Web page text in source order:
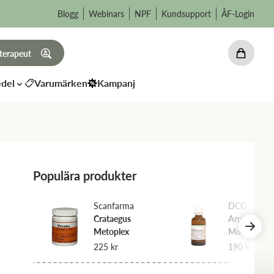
Blogg Webinars NPF Kundsupport ÅF-Login
Varumärken Kampanj
Populära produkter
Scanfarma
Crataegus
Metoplex
225 kr
DCG
Arnica
Montana
190 kr